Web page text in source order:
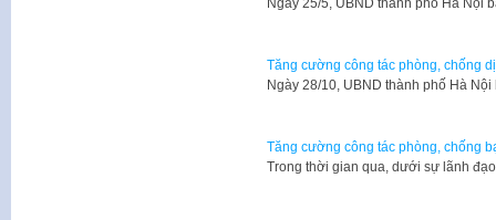
Ngày 25/5, UBND thành phố Hà Nội
Tăng cường công tác phòng, chống
Ngày 28/10, UBND thành phố Hà
Tăng cường công tác phòng, chống
​Trong thời gian qua, dưới sự lãnh